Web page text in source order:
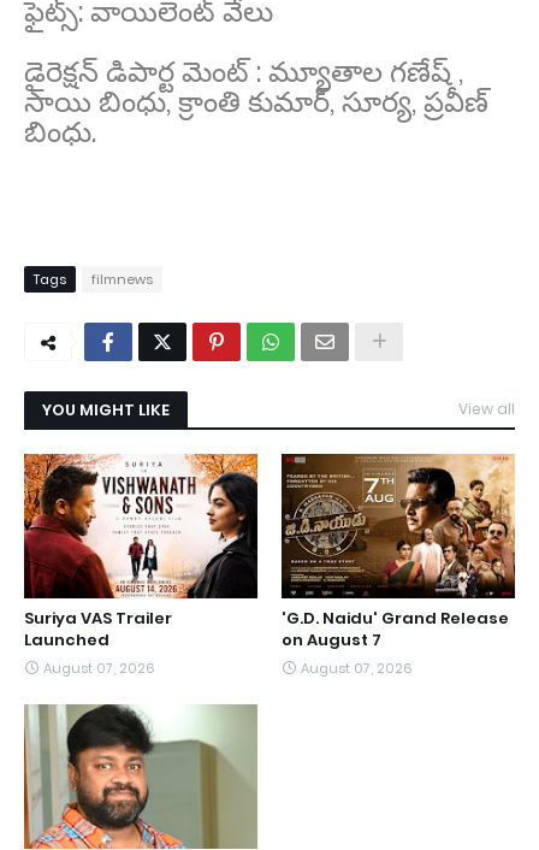
ఫైట్స్: వాయిలెంట్ వేలు
డైరెక్షన్ డిపార్ట మెంట్ : మ్యూతాల గణేష్ ,
సాయి బింధు, క్రాంతి కుమార్, సూర్య, ప్రవీణ్
బింధు.
Tags filmnews
YOU MIGHT LIKE View all
Suriya VAS Trailer
Launched
August 07, 2026
'G.D. Naidu' Grand Release
on August 7
August 07, 2026